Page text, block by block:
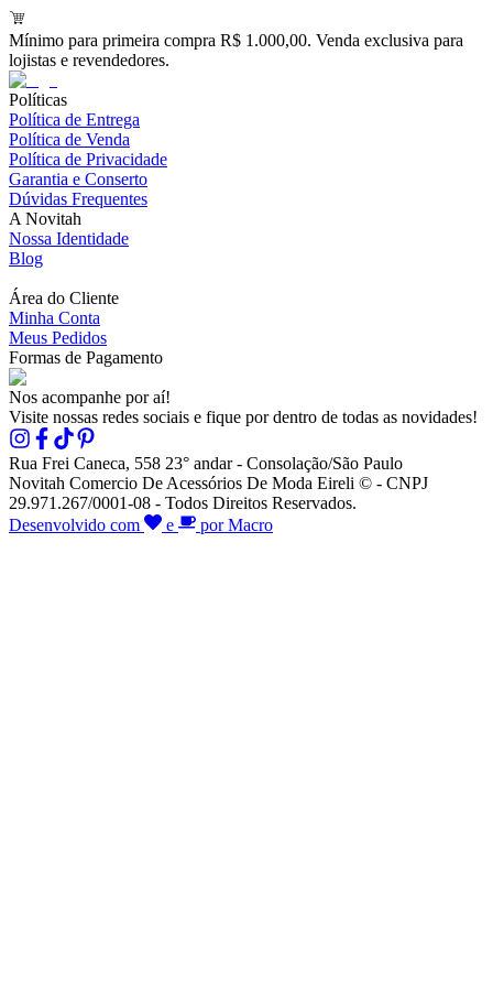
Mínimo para primeira compra R$ 1.000,00. Venda exclusiva para
lojistas e revendedores.
Políticas
Política de Entrega
Política de Venda
Política de Privacidade
Garantia e Conserto
Dúvidas Frequentes
A Novitah
Nossa Identidade
Blog
Área do Cliente
Minha Conta
Meus Pedidos
Formas de Pagamento
Nos acompanhe por aí!
Visite nossas redes sociais e fique por dentro de todas as novidades!
Rua Frei Caneca, 558 23° andar - Consolação/São Paulo
Novitah Comercio De Acessórios De Moda Eireli © - CNPJ
29.971.267/0001-08 - Todos Direitos Reservados.
Desenvolvido com
e por Macro